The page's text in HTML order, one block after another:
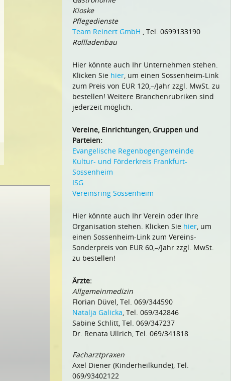
Kioske
Pflegedienste
Team Reinert GmbH , Tel. 0699133190
Rollladenbau
Hier könnte auch Ihr Unternehmen stehen.
Klicken Sie hier, um einen Sossenheim-Link
zum Preis von EUR 120,–/Jahr zzgl. MwSt. zu
bestellen! Weitere Branchenrubriken sind
jederzeit möglich.
Vereine, Einrichtungen, Gruppen und
Parteien:
Evangelische Regenbogengemeinde
Kultur- und Förderkreis Frankfurt-
Sossenheim
ISG
Vereinsring Sossenheim
Hier könnte auch Ihr Verein oder Ihre
Organisation stehen. Klicken Sie hier, um
einen Sossenheim-Link zum Vereins-
Sonderpreis von EUR 60,–/Jahr zzgl. MwSt.
zu bestellen!
Ärzte:
Allgemeinmedizin
Florian Düvel, Tel. 069/344590
Natalja Galicka, Tel. 069/342846
Sabine Schlitt, Tel. 069/347237
Dr. Renata Ullrich, Tel. 069/341818
Facharztpraxen
Axel Diener (Kinderheilkunde), Tel.
069/93402122